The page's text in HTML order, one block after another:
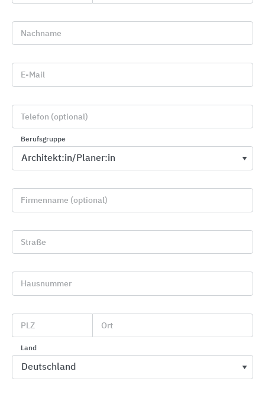
CWS Hygiene Deutschland
Industrie- und Garagentore
Alpha Deuren International
Nachname
E-Mail
Telefon (optional)
Berufsgruppe
Firmenname (optional)
Straße
Hausnummer
PLZ Ort
Land